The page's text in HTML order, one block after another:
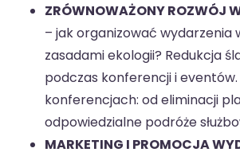
ZRÓWNOWAŻONY ROZWÓJ
– jak organizować wydarzenia
zasadami ekologii? Redukcja
podczas konferencji i
konferencjach: od eliminacji
odpowiedzialne podróże
MARKETING I PROMOCJA